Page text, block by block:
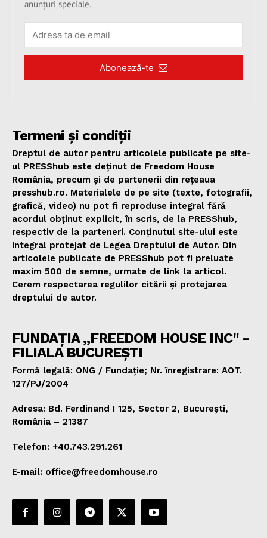
anunțuri speciale.
Abonează-te
Termeni și condiții
Dreptul de autor pentru articolele publicate pe site-
ul PRESShub este deținut de Freedom House
România, precum și de partenerii din rețeaua
presshub.ro. Materialele de pe site (texte, fotografii,
grafică, video) nu pot fi reproduse integral fără
acordul obținut explicit, în scris, de la PRESShub,
respectiv de la parteneri. Conținutul site-ului este
integral protejat de Legea Dreptului de Autor. Din
articolele publicate de PRESShub pot fi preluate
maxim 500 de semne, urmate de link la articol.
Cerem respectarea regulilor citării și protejarea
dreptului de autor.
FUNDAȚIA „FREEDOM HOUSE INC" -
FILIALA BUCUREȘTI
Formă legală: ONG / Fundație; Nr. înregistrare: AOT.
127/PJ/2004
Adresa: Bd. Ferdinand I 125, Sector 2, București,
România – 21387
Telefon: +40.743.291.261
E-mail: office@freedomhouse.ro